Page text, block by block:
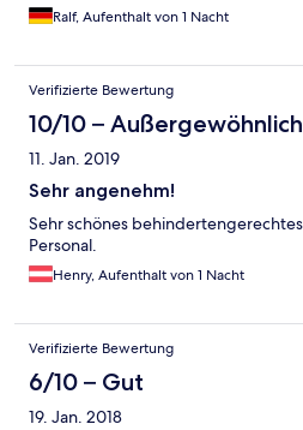
Ralf, Aufenthalt von 1 Nacht
Verifizierte Bewertung
10/10 – Außergewöhnlich
11. Jan. 2019
Sehr angenehm!
Sehr schönes
Personal.
Henry, Aufenthalt von 1 Nacht
Verifizierte Bewertung
6/10 – Gut
19. Jan. 2018